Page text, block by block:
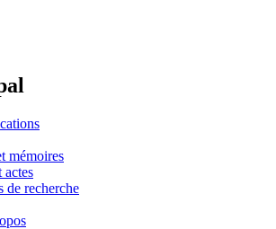
mémoires
actes
de recherche